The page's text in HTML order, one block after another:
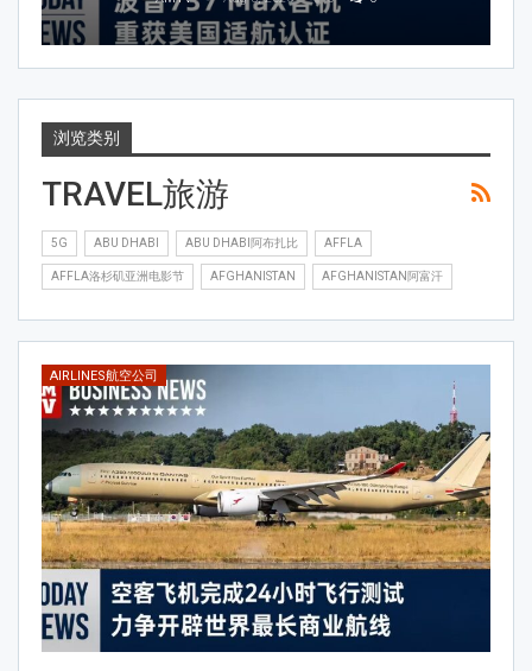
浏览类别
TRAVEL旅游
5G ABU DHABI ABU DHABI阿布扎比 AFFLA
AFFLA洛杉矶亚洲电影节 AFGHANISTAN AFGHANISTAN阿富汗
AIRLINES航空公司